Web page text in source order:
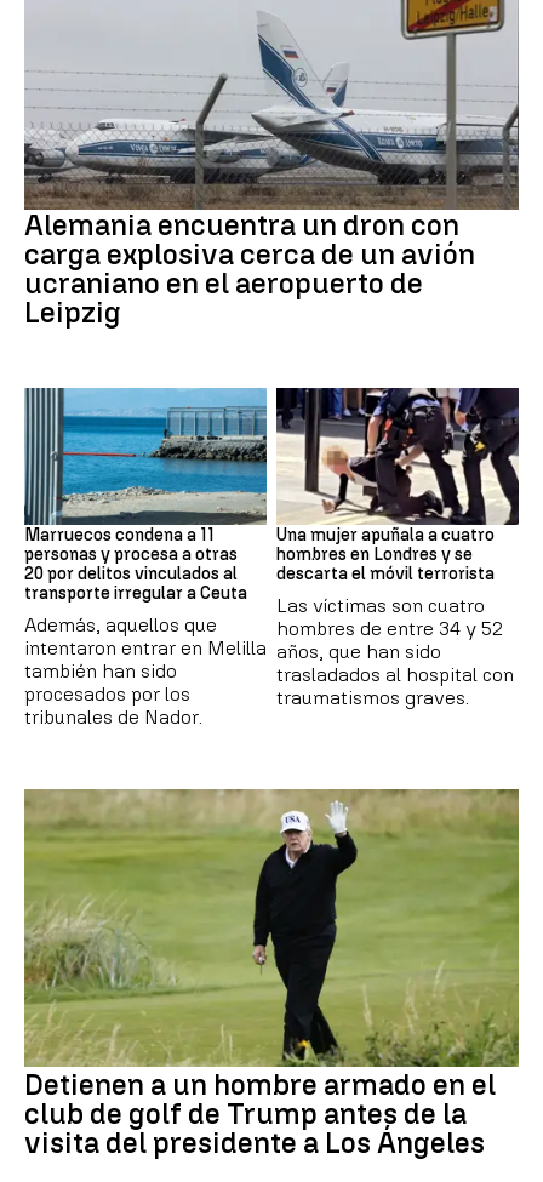
Dron Ucrania
Alemania encuentra un dron con
carga explosiva cerca de un avión
ucraniano en el aeropuerto de
Leipzig
Marruecos
Marruecos condena a 11
personas y procesa a otras
20 por delitos vinculados al
transporte irregular a Ceuta
Además, aquellos que
intentaron entrar en Melilla
también han sido
procesados por los
tribunales de Nador.
Londres
Una mujer apuñala a cuatro
hombres en Londres y se
descarta el móvil terrorista
Las víctimas son cuatro
hombres de entre 34 y 52
años, que han sido
trasladados al hospital con
traumatismos graves.
Detienen a un hombre armado en el
club de golf de Trump antes de la
visita del presidente a Los Ángeles